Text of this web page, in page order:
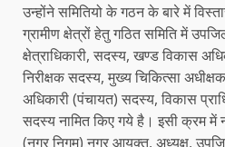
उन्होंने समितियो के गठन के बारे में
ग्रामीण क्षेत्रों हेतु गठित समिति में
क्षेत्राधिकारी, सदस्य, खण्ड विकास
निरीक्षक सदस्य, मुख्य चिकित्सा
अधिकारी (पंचायत) सदस्य, विकास
सदस्य नामित किए गये है। इसी क्रम में
(नगर निगम) नगर आयुक्त, अध्यक्ष,